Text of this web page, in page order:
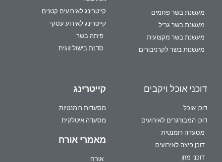
מעשנת בשר פחמים
מעשנת בשר גריל
מעשנת בשר מקצועית
מעשנות בשר לקרניבורים
קייטרינג לאירועים קטנים
קייטרינג לאירוע עסקי
פיתה בשר
סדנת בישול זוגית
דוכני אוכל ויקבים
דוכן אוכל
דוכן המבורגרים לאירועים
מסעדה רומנטית
דוכן פיצה לאירועים
דוכני מזון
קייטרינג
מסעדות רומנטיות
מסעדה איטלקית
מאמרי אורח
אורח